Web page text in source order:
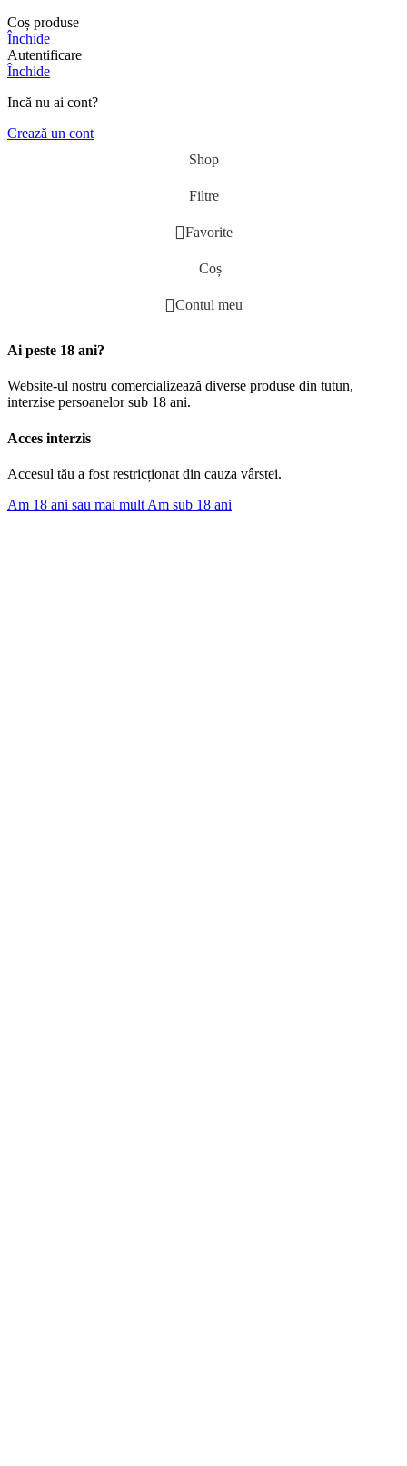
Coș produse
Închide
Autentificare
Închide
Incă nu ai cont?
Crează un cont
Shop
Filtre
Favorite
Coș
Contul meu
Ai peste 18 ani?
Website-ul nostru comercializează diverse produse din tutun,
interzise persoanelor sub 18 ani.
Acces interzis
Accesul tău a fost restricționat din cauza vârstei.
Am 18 ani sau mai mult Am sub 18 ani